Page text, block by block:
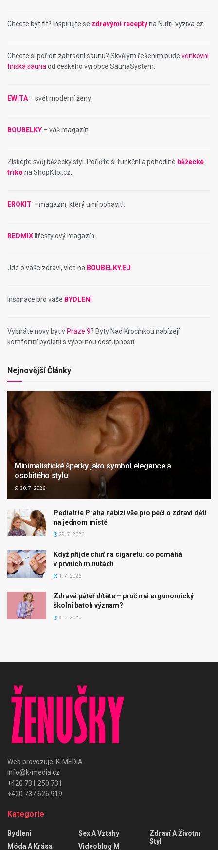
Chcete být fit? Inspirujte se zdravými receptyna Nutri-vyziva.cz
Chcete si pořídit zahradní saunu? Skvělým řešením bude venkovní
finská sauna od českého výrobce SaunaSystem.
EWITA – svět moderní ženy.
BOUBELKY – váš magazín.
Získejte svůj běžecký styl. Pořiďte si funkční a pohodlné běžecké
triko na ShopKilpi.cz.
EROKIT – magazín, který umí pobavit!.
REDMIX lifestylový magazín
Jde o vaše zdraví, více na BOUBELKY.EU
Inspirace pro vaše BYDLENÍ
Vybíráte nový byt v Praze 9? Byty Nad Krocínkou nabízejí
komfortní bydlení s výbornou dostupností.
Nejnovější Články
Minimalistické šperky jako symbol elegance a
osobitého stylu
30. 7. 2026
Pediatrie Praha nabízí vše pro péči o zdraví dětí
na jednom místě
29. 7. 2026
Když přijde chuť na cigaretu: co pomáhá
v prvních minutách
1. 7. 2026
Zdravá páteř dítěte – proč má ergonomický
školní batoh význam?
8. 6. 2026
Web provozuje: K-MEDIA
info@k-media.cz
+420 731 250 731
+420 737 626 919
Kategorie
Bydlení
Móda A Krása
Sex A Vztahy
Videoblog M
Zdraví A Životní
Styl